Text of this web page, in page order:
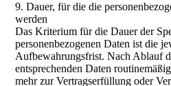
9. Dauer, für die die
werden
Das Kriterium für die Dauer der
personenbezogenen Daten ist die
Aufbewahrungsfrist. Nach Ablauf
entsprechenden Daten
mehr zur Vertragserfüllung oder